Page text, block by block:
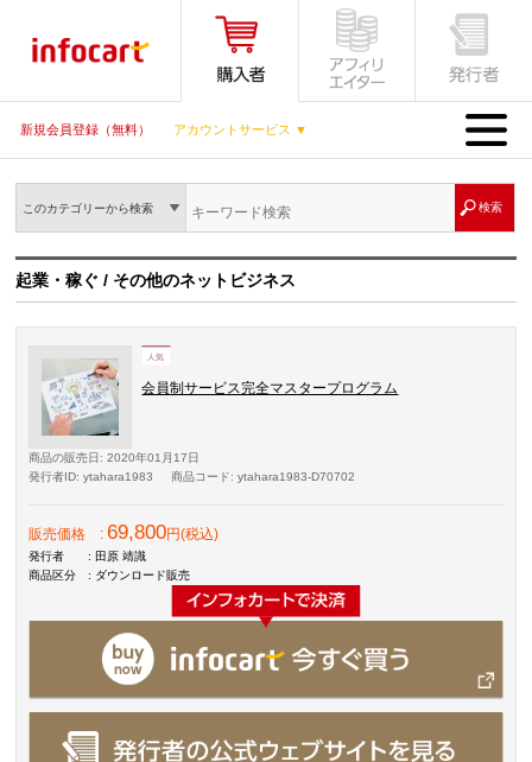
新規会員登録（無料） アカウントサービス ▼ MENU
このカテゴリーから検索
起業・稼ぐ / その他のネットビジネス
会員制サービス完全マスタープログラム
商品の販売日 : 2020年01月17日
発行者ID: ytahara1983 商品コード: ytahara1983-D70702
販売価格 :69,800円(税込)
発行者
: 田原 靖識
商品区分
: ダウンロード販売